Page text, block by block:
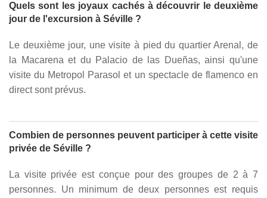
Quels sont les joyaux cachés à découvrir le deuxième
jour de l'excursion à Séville ?
Le deuxième jour, une visite à pied du quartier Arenal, de
la Macarena et du Palacio de las Dueñas, ainsi qu'une
visite du Metropol Parasol et un spectacle de flamenco en
direct sont prévus.
Combien de personnes peuvent participer à cette visite
privée de Séville ?
La visite privée est conçue pour des groupes de 2 à 7
personnes. Un minimum de deux personnes est requis